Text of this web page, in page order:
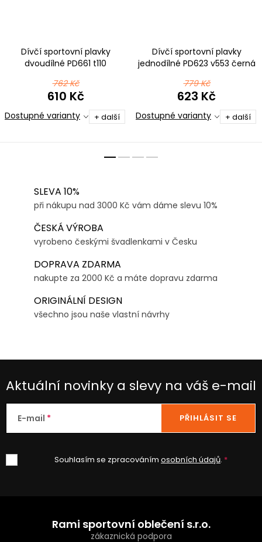
Dívčí sportovní plavky
dvoudílné PD661 t110
762 Kč
610 Kč
Dostupné varianty + další
Dívčí sportovní plavky
jednodílné PD623 v553 černá
779 Kč
623 Kč
Dostupné varianty + další
SLEVA 10%
při nákupu nad 3000 Kč vám dáme slevu 10%
ČESKÁ VÝROBA
vyrobeno českými švadlenkami v Česku
DOPRAVA ZDARMA
nakupte za 2000 Kč a máte dopravu zdarma
ORIGINÁLNÍ DESIGN
všechno jsou naše vlastní návrhy
Aktuální novinky a slevy na váš e-mail
E-mail
Souhlasím se zpracováním osobních údajů.
PŘIHLÁSIT SE
Rami sportovní oblečení s.r.o.